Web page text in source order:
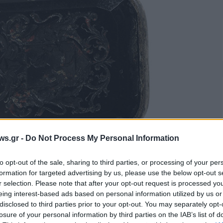
- Do Not Process My Personal Information
opt-out of the sale, sharing to third parties, or processing of your
for targeted advertising by us, please use the below opt-out
selection. Please note that after your opt-out request is processed
interest-based ads based on personal information utilized by us
to third parties prior to your opt-out. You may separately
of your personal information by third parties on the IAB’s list of
(πηγή: Εθνικό Ιστορικό Μουσείο – Ιστορική &
Εταιρεία της Ελλάδος)
ιδιαίτερο ενδιαφέρον για τον
εκδοχή για την καταγωγή τους–την
της ιστοριογραφίας– τοποθετεί τις ρίζες